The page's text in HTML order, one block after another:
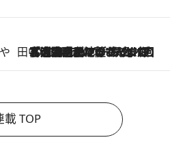
田中稲の勝手に再ブーム
2026.8.7
「湘南乃風に憧れて」観客大盛上がりの“タオル回し”に、ラッパー顔負けの高速歌唱まで…さだまさし（74）のアグレッシブすぎる現在地
載 TOP